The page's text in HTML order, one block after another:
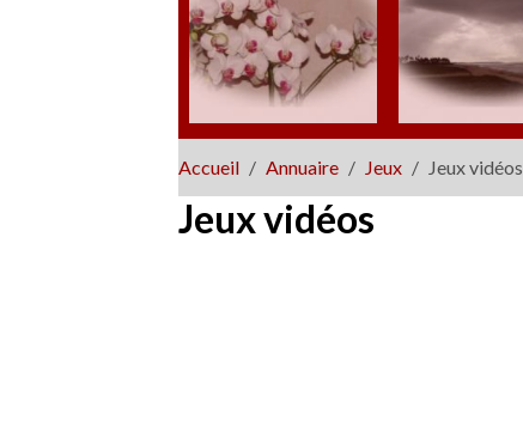
Accueil Annuaire Jeux Jeux vidéos
Jeux vidéos